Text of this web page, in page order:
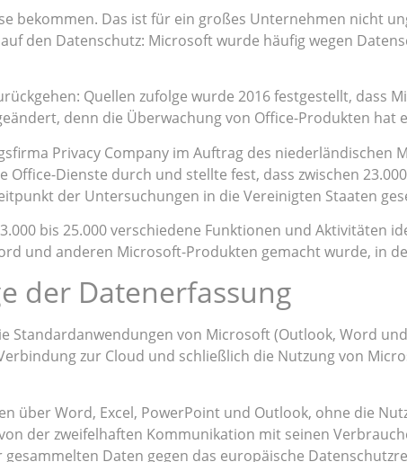
bekommen. Das ist für ein großes Unternehmen nicht
den Datenschutz: Microsoft wurde häufig wegen
Quellen zufolge wurde 2016 festgestellt, dass
denn die Überwachung von Office-Produkten
Privacy Company im Auftrag des niederländischen
Office-Dienste durch und stellte fest, dass zwischen
der Untersuchungen in die Vereinigten Staaten
bis 25.000 verschiedene Funktionen und Aktivitäten
und anderen Microsoft-Produkten gemacht wurde, in
der Datenerfassung
Standardanwendungen von Microsoft (Outlook, Word
zur Cloud und schließlich die Nutzung von
über Word, Excel, PowerPoint und Outlook, ohne die
der zweifelhaften Kommunikation mit seinen
Daten gegen das europäische